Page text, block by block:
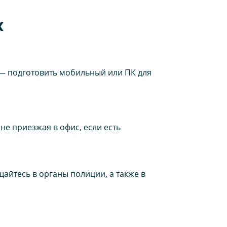
подготовить мобильный или ПК для
приезжая в офис, если есть
в органы полиции, а также в